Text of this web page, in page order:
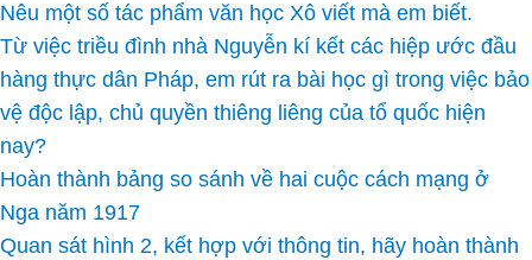
Nêu một số tác phẩm văn học Xô viết mà em biết.
Từ việc triều đình nhà Nguyễn kí kết các hiệp ước đầu
hàng thực dân Pháp, em rút ra bài học gì trong việc bảo
vệ độc lập, chủ quyền thiêng liêng của tổ quốc hiện
nay?
Hoàn thành bảng so sánh về hai cuộc cách mạng ở
Nga năm 1917
Quan sát hình 2, kết hợp với thông tin, hãy hoàn thành